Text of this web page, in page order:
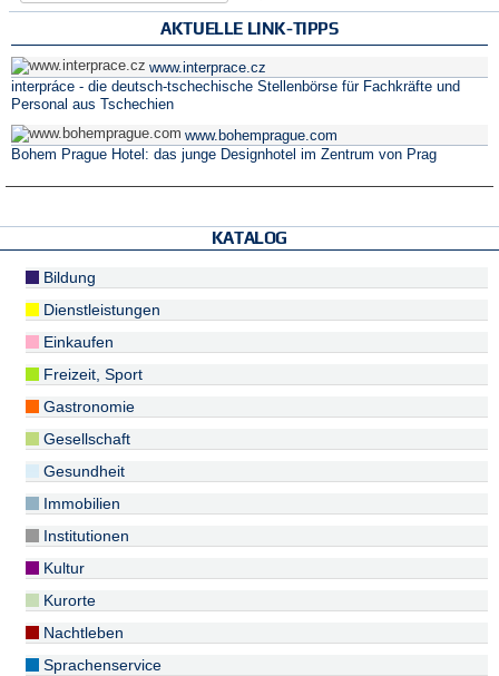
AKTUELLE LINK-TIPPS
www.interprace.cz
interpráce - die deutsch-tschechische Stellenbörse für Fachkräfte und
Personal aus Tschechien
www.bohemprague.com
Bohem Prague Hotel: das junge Designhotel im Zentrum von Prag
KATALOG
Bildung
Dienstleistungen
Einkaufen
Freizeit, Sport
Gastronomie
Gesellschaft
Gesundheit
Immobilien
Institutionen
Kultur
Kurorte
Nachtleben
Sprachenservice